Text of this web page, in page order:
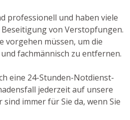
professionell und haben viele
von Verstopfungen.
vorgehen müssen, um die
fachmännisch zu entfernen.
eine 24-Stunden-Notdienst-
jederzeit auf unsere
immer für Sie da, wenn Sie